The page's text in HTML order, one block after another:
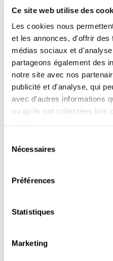
Ce site web utilise des
Les cookies nous
et les annonces, d'offrir des
médias sociaux et
partageons également des
notre site avec nos
publicité et d'analyse, qui
avec d'autres informations
ou qu'ils ont collectées lors
Nécessaires
Préférences
Statistiques
Marketing
favorable, tandis que les
transport et ceux ayant
jugent nettement plus
L’enquête 2024 met en
consommation de
prévention dans les
présentent des
psychologique,
restauration, le
tendances sur 11 ans, on
problèmes d’estomac,
dos restent le problème
sommeil et des maux de
reste globalement
matière de lutte contre